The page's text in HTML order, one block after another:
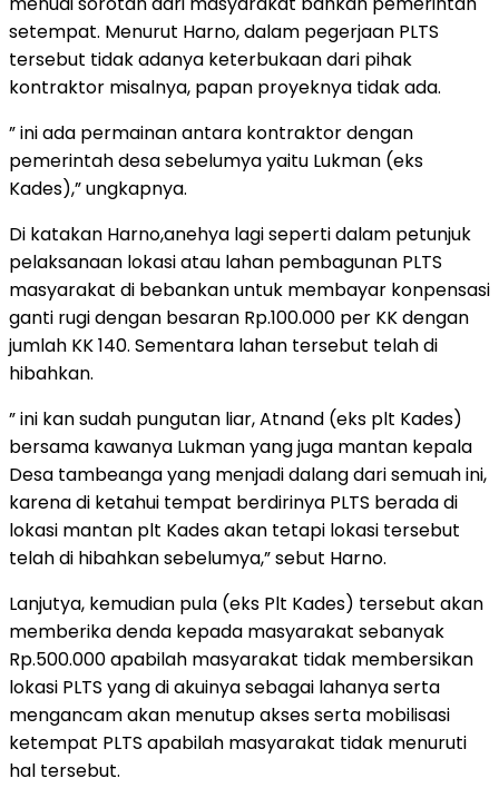
setempat. Menurut Harno, dalam pegerjaan PLTS
tersebut tidak adanya keterbukaan dari pihak
kontraktor misalnya, papan proyeknya tidak ada.
” ini ada permainan antara kontraktor dengan
pemerintah desa sebelumya yaitu Lukman (eks
Kades),” ungkapnya.
Di katakan Harno,anehya lagi seperti dalam petunjuk
pelaksanaan lokasi atau lahan pembagunan PLTS
masyarakat di bebankan untuk membayar konpensasi
ganti rugi dengan besaran Rp.100.000 per KK dengan
jumlah KK 140. Sementara lahan tersebut telah di
hibahkan.
” ini kan sudah pungutan liar, Atnand (eks plt Kades)
bersama kawanya Lukman yang juga mantan kepala
Desa tambeanga yang menjadi dalang dari semuah ini,
karena di ketahui tempat berdirinya PLTS berada di
lokasi mantan plt Kades akan tetapi lokasi tersebut
telah di hibahkan sebelumya,” sebut Harno.
Lanjutya, kemudian pula (eks Plt Kades) tersebut akan
memberika denda kepada masyarakat sebanyak
Rp.500.000 apabilah masyarakat tidak membersikan
lokasi PLTS yang di akuinya sebagai lahanya serta
mengancam akan menutup akses serta mobilisasi
ketempat PLTS apabilah masyarakat tidak menuruti
hal tersebut.